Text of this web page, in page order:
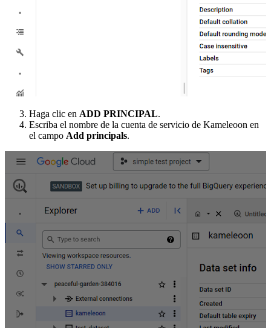
Haga clic en ADD PRINCIPAL.
Escriba el nombre de la cuenta de servicio de Kameleoon en
el campo Add principals.